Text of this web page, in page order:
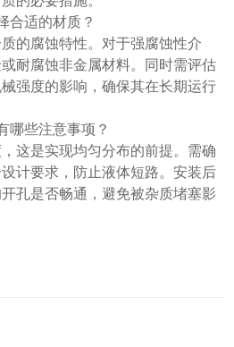
合适的材质？
的腐蚀特性。对于强腐蚀性介
耐腐蚀非金属材料。同时需评估
强度的影响，确保其在长期运行
哪些注意事项？
这是实现均匀分布的前提。需确
计要求，防止液体短路。安装后
孔是否畅通，避免被杂质堵塞影